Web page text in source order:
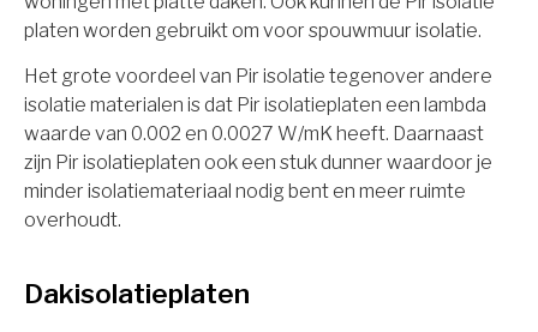
platen worden gebruikt om voor spouwmuur isolatie.
Het grote voordeel van Pir isolatie tegenover andere
isolatie materialen is dat Pir isolatieplaten een lambda
waarde van 0.002 en 0.0027 W/mK heeft. Daarnaast
zijn Pir isolatieplaten ook een stuk dunner waardoor je
minder isolatiemateriaal nodig bent en meer ruimte
overhoudt.
Dakisolatieplaten